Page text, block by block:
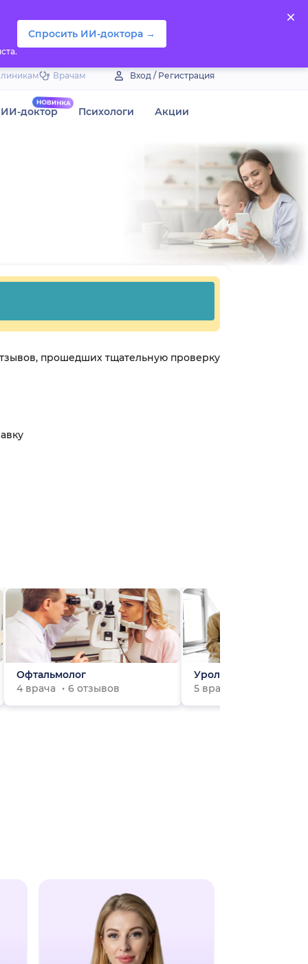
Спросить ИИ-доктора →
Врачам Вход / Регистрация
ИИ-доктор Психологи Акции
прошедших тщательную проверку
Офтальмолог
4 врача
6 отзывов
Уролог
5 врачей